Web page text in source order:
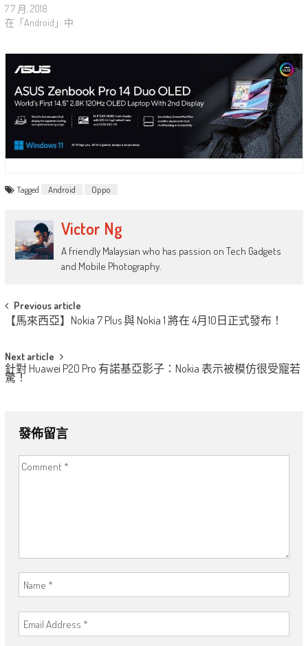
7 7 月, 2018
在「Android」中
Tagged Android Oppo
Victor Ng
A friendly Malaysian who has passion on Tech Gadgets
and Mobile Photography.
Post
navigation
Previous article
【馬來西亞】Nokia 7 Plus 與 Nokia 1 將在 4月10日正式發布！
Next article
針對 Huawei P20 Pro 有諾基亞影子：Nokia 表示被模仿很受寵若
驚！
發佈留言